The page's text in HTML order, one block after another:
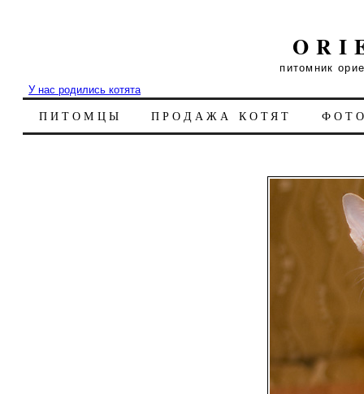
питомник
У нас родились котята
ПИТОМЦЫ ПРОДАЖА КОТЯТ